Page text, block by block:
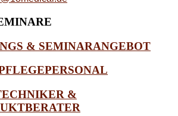
& SEMINARANGEBOT
&